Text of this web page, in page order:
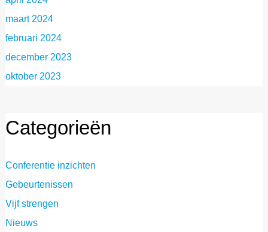
maart 2024
februari 2024
december 2023
oktober 2023
Categorieën
Conferentie inzichten
Gebeurtenissen
Vijf strengen
Nieuws